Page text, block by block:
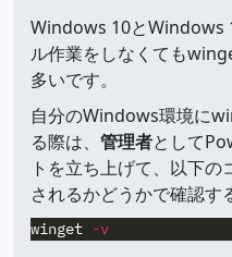
Windows 10とWindows
ル作業をしなくても
多いです。
自分のWindows環境に
る際は、 管理者として
トを立ち上げて、以下
されるかどうかで確認す
winget -v